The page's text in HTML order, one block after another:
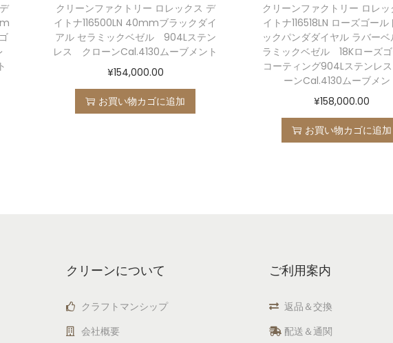
クリーンファクトリー ロレックス デ
イトナ116500LN 40mmブラックダイ
アル セラミックベゼル 904Lステン
レス クローンCal.4130ムーブメント
¥154,000.00
お買い物カゴに追加
クリーンファクトリー ロレ
イトナ116518LN ローズゴール
ックパンダダイヤル ラバーベ
ラミックベゼル 18Kローズ
コーティング904Lステンレ
ーンCal.4130ムーブメン
¥158,000.00
お買い物カゴに追加
クリーンについて
クラフトマンシップ
会社概要
ご利用案内
返品＆交換
配送＆通関